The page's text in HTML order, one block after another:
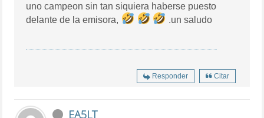
uno campeon sin tan siquiera haberse puesto
delante de la emisora,
.un saludo
Responder Citar
EA5LT